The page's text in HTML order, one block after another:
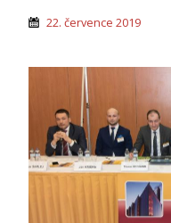
22. července 2019